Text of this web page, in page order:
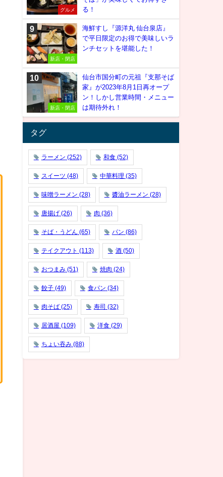
グルメ
る！
新店・閉店
海鮮すし『源洋丸 仙台泉店』
で平日限定のお得で美味しいラ
ンチセットを堪能した！
新店・閉店
仙台市国分町の元祖『支那そば
家』が2023年8月1日再オープ
ン！しかし営業時間・メニュー
は期待外れ！
タグ
ラーメン (252) 和食(52)
スイーツ (48) 中華料理 (35)
味噌ラーメン (28) 醬油ラーメン (28)
唐揚げ (26) 肉 (36)
そば・うどん (65) パン (86)
テイクアウト (113) 酒 (50)
おつまみ(51) 焼肉 (24)
餃子(49) 食パン (34)
肉そば (25) 寿司 (32)
居酒屋 (109) 洋食(29)
ちょい吞み(88)